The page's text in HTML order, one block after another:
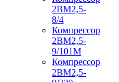
2ВМ2,5-
8/4
Компрессор
2ВМ2,5-
9/101М
Компрессор
2ВМ2,5-